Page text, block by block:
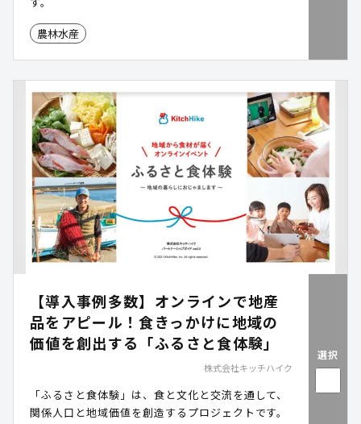
農林水産
【導入事例多数】オンラインで地産
品をアピール！食きっかけに地域の
価値を創出する「ふるさと食体験」
株式会社キッチハイク
「ふるさと食体験」は、食と文化と交流を通して、
関係人口と地域価値を創造するプロジェクトです。
選択